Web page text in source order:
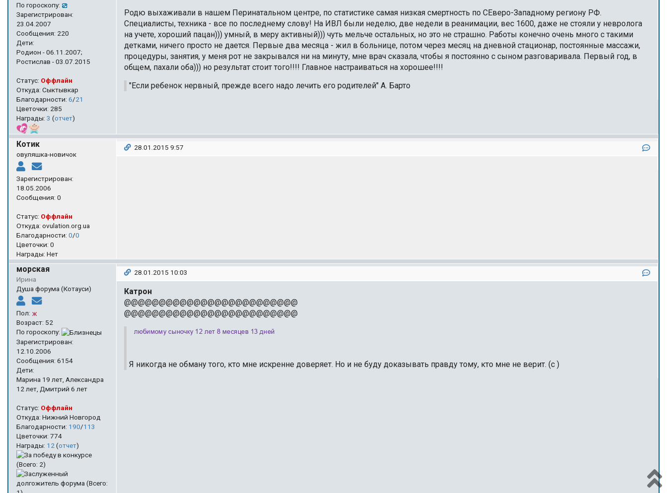
По гороскопу:
Зарегистрирован:
23.04.2007
Сообщения: 220
Дети:
Родион - 06.11.2007;
Ростислав - 03.07.2015
Статус: Оффлайн
Откуда: Сыктывкар
Благодарности: 6/21
Цветочки: 285
Награды: 3 (отчет)
Родю выхаживали в нашем Перинатальном центре, по статистике самая низкая смертность по СЕверо-Западному региону РФ.
Специалисты, техника - все по последнему слову! На ИВЛ были неделю, две недели в реанимации, вес 1600, даже не стояли у невролога
на учете, хороший пацан))) умный, в меру активный))) чуть мельче остальных, но это не страшно. Работы конечно очень много с такими
детками, ничего просто не дается. Первые два месяца - жил в больнице, потом через месяц на дневной стационар, постоянные массажи,
процедуры, занятия, у меня рот не закрывался ни на минуту, мне врач сказала, чтобы я постоянно с сыном разговаривала. Первый год, в
общем, пахали оба))) но результат стоит того!!!! Главное настраиваться на хорошее!!!!
"Если ребенок нервный, прежде всего надо лечить его родителей" А. Барто
Котик
овуляшка-новичок
Зарегистрирован:
18.05.2006
Сообщения: 0
Статус: Оффлайн
Откуда: ovulation.org.ua
Благодарности: 0/0
Цветочки: 0
Награды: Нет
28.01.2015 9:57
морская
Ирина
Душа форума (Котауси)
Пол:
Возраст: 52
По гороскопу:
Зарегистрирован:
12.10.2006
Сообщения: 6154
Дети:
Марина 19 лет, Александра
12 лет, Дмитрий 6 лет
Статус: Оффлайн
Откуда: Нижний Новгород
Благодарности: 190/113
Цветочки: 774
Награды: 12 (отчет)
28.01.2015 10:03
Катрон
@@@@@@@@@@@@@@@@@@@@@@@@@
@@@@@@@@@@@@@@@@@@@@@@@@@
Я никогда не обману того, кто мне искренне доверяет. Но и не буду доказывать правду тому, кто мне не верит. (с )